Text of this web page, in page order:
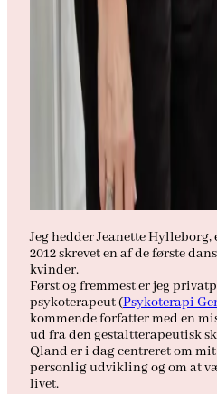
Jeg hedder Jeanette
2012 skrevet en af de første
kvinder.
Først og fremmest er jeg
psykoterapeut (Psykoterapi
kommende forfatter med en
ud fra den gestaltterapeutisk
Qland er i dag centreret om
personlig udvikling og om at
livet.